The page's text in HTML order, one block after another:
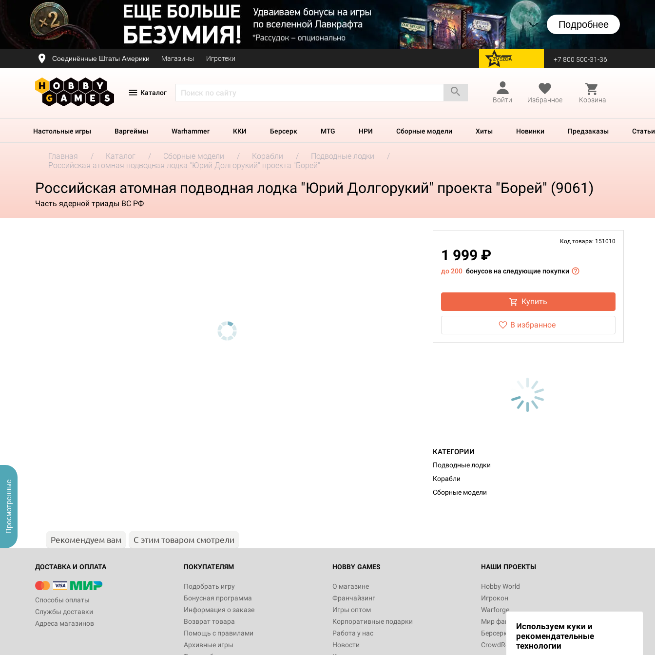
Подробнее
Соединённые Штаты Америки Магазины Игротеки перейти на Zvezda +7 800 500-31-36
Каталог
Войти
Избранное Корзина
Настольные игры Варгеймы Warhammer ККИ Берсерк MTG НРИ Сборные модели Хиты Новинки Предзаказы Статьи
Главная Каталог Сборные модели Корабли
Подводные лодки
Российская атомная подводная лодка "Юрий Долгорукий" проекта "Борей"
Российская атомная подводная лодка "Юрий Долгорукий" проекта "Борей" (9061)
Часть ядерной триады ВС РФ
Код товара: 151010
1 999 ₽
до 200 бонусов на следующие покупки
Купить
В избранное
КАТЕГОРИИ
Подводные лодки
Корабли
Сборные модели
Рекомендуем вам С этим товаром смотрели
ДОСТАВКА И ОПЛАТА
Способы оплаты
Службы доставки
Адреса магазинов
ПОКУПАТЕЛЯМ
Подобрать игру
Бонусная программа
Информация о заказе
Возврат товара
Помощь с правилами
Архивные игры
HOBBY GAMES
О магазине
Франчайзинг
Игры оптом
Корпоративные подарки
Работа у нас
Новости
НАШИ ПРОЕКТЫ
Hobby World
Игрокон
Warforge
Мир фантастики
Берсерк
CrowdRepublic
Используем куки и
рекомендательные
технологии
Просмотренные
Настольная игра Hobby World Журнал
"Мир фантастики. Спецвыпуск: Братья
империи: Боевая тревога
799
Настольная игра Hobby World Сумерки
империи. Четвёртая редакция: Грозовой
Рубеж
12 990